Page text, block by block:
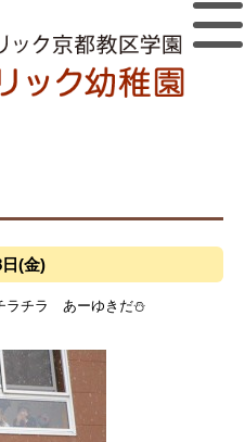
(金)
ラチラ あーゆきだ⛄